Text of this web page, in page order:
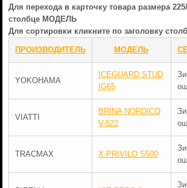
Для перехода в карточку товара размера
столбце МОДЕЛЬ
Для сортировки кликните по заголовку
ПРОИЗВОДИТЕЛЬ МОДЕЛЬ
YOKOHAMA
ICEGUARD STUD
IG65
VIATTI
BRINA NORDICO
V-522
TRACMAX X-PRIVILO S500